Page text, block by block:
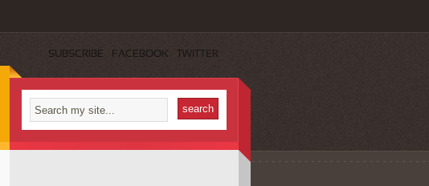
SUBSCRIBE FACEBOOK TWITTER